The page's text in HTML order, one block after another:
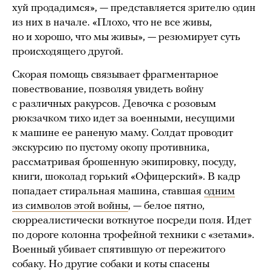
хуй продадимся», — представляется зрителю один
из них в начале. «Плохо, что не все живы,
но и хорошо, что мы живы», — резюмирует суть
происходящего другой.
Скорая помощь связывает фрагментарное
повествование, позволяя увидеть войну
с различных ракурсов. Девочка с розовым
рюкзачком тихо идет за военными, несущими
к машине ее раненую маму. Солдат проводит
экскурсию по пустому окопу противника,
рассматривая брошенную экипировку, посуду,
книги, шоколад горький «Офицерский». В кадр
попадает стиральная машина, ставшая одним
из символов этой войны, — белое пятно,
сюрреалистически воткнутое посреди поля. Идет
по дороге колонна трофейной техники с «зетами».
Военный убивает спятившую от пережитого
собаку. Но другие собаки и коты спасены